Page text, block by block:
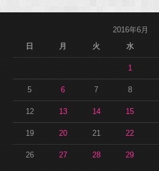
2016年6月
日
月 火 水
1
5 6 7 8
12 13 14 15
19 20 21 22
26 27 28 29